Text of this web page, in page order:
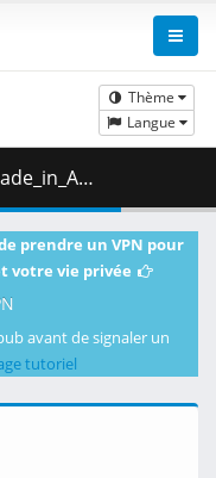
Thème
Langue
( 410.07 MB )
prendre un VPN pour
votre vie privée
avant de signaler un
tutoriel